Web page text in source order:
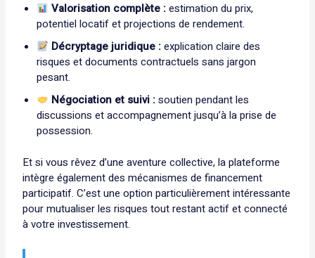
Valorisation complète :estimation du prix,
potentiel locatif et projections de rendement.
Décryptage juridique :explication claire des
risques et documents contractuels sans jargon
pesant.
Négociation et suivi :soutien pendant les
discussions et accompagnement jusqu’à la prise de
possession.
Et si vous rêvez d’une aventure collective, la plateforme
intègre également des mécanismes de financement
participatif. C’est une option particulièrement intéressante
pour mutualiser les risques tout restant actif et connecté
à votre investissement.